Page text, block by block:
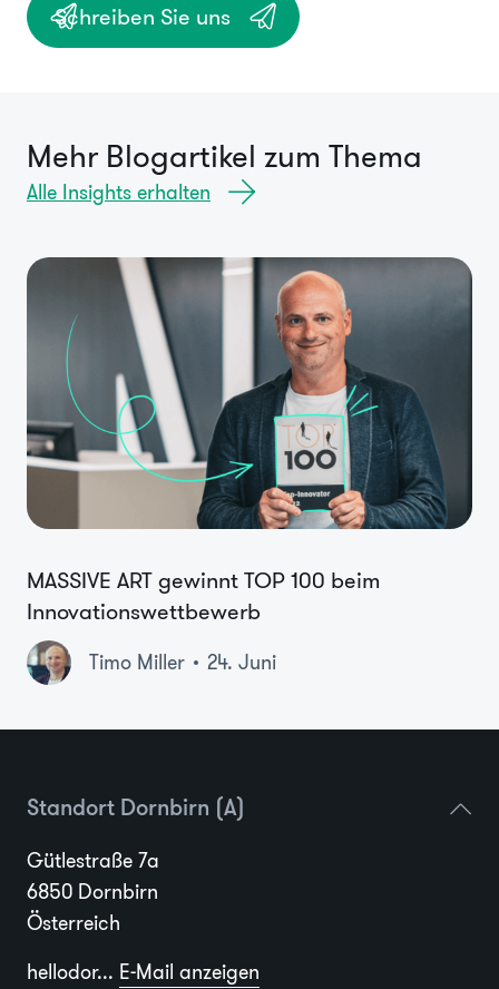
Schreiben Sie uns
Mehr Blogartikel zum Thema
Alle Insights erhalten
MASSIVE ART gewinnt TOP 100 beim
Innovationswettbewerb
Timo Miller 24. Juni
Standort Dornbirn (A)
Gütlestraße 7a
6850 Dornbirn
Österreich
hellodor... E-Mail anzeigen